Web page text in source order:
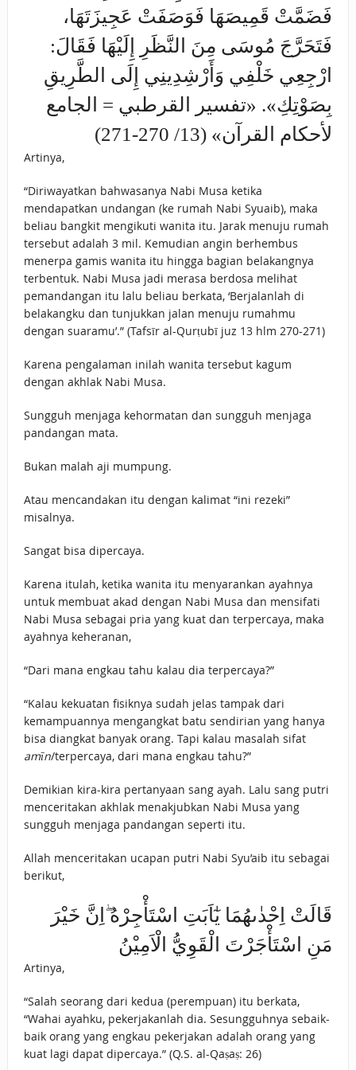
فَضَمَّتْ قَمِيصَهَا فَوَصَفَتْ عَجِيزَتَهَا،
فَتَحَرَّجَ مُوسَى مِنَ النَّظَرِ إِلَيْهَا فَقَالَ:
ارْجِعِي خَلْفِي وَأَرْشِدِينِي إِلَى الطَّرِيقِ
بِصَوْتِكِ». «تفسير القرطبي = الجامع
لأحكام القرآن» (13/ 270-271)
Artinya,
“Diriwayatkan bahwasanya Nabi Musa ketika
mendapatkan undangan (ke rumah Nabi Syuaib), maka
beliau bangkit mengikuti wanita itu. Jarak menuju rumah
tersebut adalah 3 mil. Kemudian angin berhembus
menerpa gamis wanita itu hingga bagian belakangnya
terbentuk. Nabi Musa jadi merasa berdosa melihat
pemandangan itu lalu beliau berkata, ‘Berjalanlah di
belakangku dan tunjukkan jalan menuju rumahmu
dengan suaramu’.” (Tafsīr al-Qurṭubī juz 13 hlm 270-271)
Karena pengalaman inilah wanita tersebut kagum
dengan akhlak Nabi Musa.
Sungguh menjaga kehormatan dan sungguh menjaga
pandangan mata.
Bukan malah aji mumpung.
Atau mencandakan itu dengan kalimat “ini rezeki”
misalnya.
Sangat bisa dipercaya.
Karena itulah, ketika wanita itu menyarankan ayahnya
untuk membuat akad dengan Nabi Musa dan mensifati
Nabi Musa sebagai pria yang kuat dan terpercaya, maka
ayahnya keheranan,
“Dari mana engkau tahu kalau dia terpercaya?”
“Kalau kekuatan fisiknya sudah jelas tampak dari
kemampuannya mengangkat batu sendirian yang hanya
bisa diangkat banyak orang. Tapi kalau masalah sifat
amīn/terpercaya, dari mana engkau tahu?”
Demikian kira-kira pertanyaan sang ayah. Lalu sang putri
menceritakan akhlak menakjubkan Nabi Musa yang
sungguh menjaga pandangan seperti itu.
Allah menceritakan ucapan putri Nabi Syu’aib itu sebagai
berikut,
قَالَتْ اِحْدٰىهُمَا يٰٓاَبَتِ اسْتَأْجِرْهُ ۖاِنَّ خَيْرَ
مَنِ اسْتَأْجَرْتَ الْقَوِيُّ الْاَمِيْنُ
Artinya,
“Salah seorang dari kedua (perempuan) itu berkata,
“Wahai ayahku, pekerjakanlah dia. Sesungguhnya sebaik-
baik orang yang engkau pekerjakan adalah orang yang
kuat lagi dapat dipercaya.” (Q.S. al-Qaṣaṣ: 26)